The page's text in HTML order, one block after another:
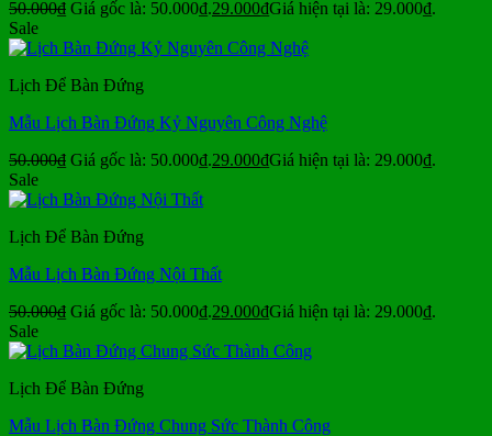
50.000₫ Giá gốc là: 50.000₫.29.000₫Giá hiện tại là: 29.000₫.
Sale
Lịch Để Bàn Đứng
Mẫu Lịch Bàn Đứng Kỷ Nguyên Công Nghệ
50.000₫ Giá gốc là: 50.000₫.29.000₫Giá hiện tại là: 29.000₫.
Sale
Lịch Để Bàn Đứng
Mẫu Lịch Bàn Đứng Nội Thất
50.000₫ Giá gốc là: 50.000₫.29.000₫Giá hiện tại là: 29.000₫.
Sale
Lịch Để Bàn Đứng
Mẫu Lịch Bàn Đứng Chung Sức Thành Công